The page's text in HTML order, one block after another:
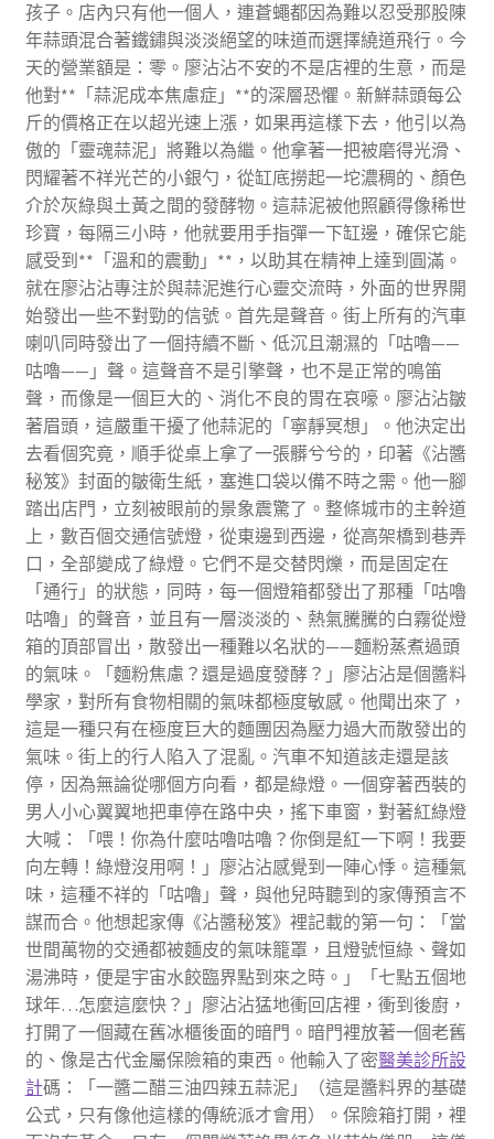
孩子。店內只有他一個人，連蒼蠅都因為難以忍受那股陳
年蒜頭混合著鐵鏽與淡淡絕望的味道而選擇繞道飛行。今
天的營業額是：零。廖沾沾不安的不是店裡的生意，而是
他對**「蒜泥成本焦慮症」**的深層恐懼。新鮮蒜頭每公
斤的價格正在以超光速上漲，如果再這樣下去，他引以為
傲的「靈魂蒜泥」將難以為繼。他拿著一把被磨得光滑、
閃耀著不祥光芒的小銀勺，從缸底撈起一坨濃稠的、顏色
介於灰綠與土黃之間的發酵物。這蒜泥被他照顧得像稀世
珍寶，每隔三小時，他就要用手指彈一下缸邊，確保它能
感受到**「溫和的震動」**，以助其在精神上達到圓滿。
就在廖沾沾專注於與蒜泥進行心靈交流時，外面的世界開
始發出一些不對勁的信號。首先是聲音。街上所有的汽車
喇叭同時發出了一個持續不斷、低沉且潮濕的「咕嚕——
咕嚕——」聲。這聲音不是引擎聲，也不是正常的鳴笛
聲，而像是一個巨大的、消化不良的胃在哀嚎。廖沾沾皺
著眉頭，這嚴重干擾了他蒜泥的「寧靜冥想」。他決定出
去看個究竟，順手從桌上拿了一張髒兮兮的，印著《沾醬
秘笈》封面的皺衛生紙，塞進口袋以備不時之需。他一腳
踏出店門，立刻被眼前的景象震驚了。整條城市的主幹道
上，數百個交通信號燈，從東邊到西邊，從高架橋到巷弄
口，全部變成了綠燈。它們不是交替閃爍，而是固定在
「通行」的狀態，同時，每一個燈箱都發出了那種「咕嚕
咕嚕」的聲音，並且有一層淡淡的、熱氣騰騰的白霧從燈
箱的頂部冒出，散發出一種難以名狀的——麵粉蒸煮過頭
的氣味。「麵粉焦慮？還是過度發酵？」廖沾沾是個醬料
學家，對所有食物相關的氣味都極度敏感。他聞出來了，
這是一種只有在極度巨大的麵團因為壓力過大而散發出的
氣味。街上的行人陷入了混亂。汽車不知道該走還是該
停，因為無論從哪個方向看，都是綠燈。一個穿著西裝的
男人小心翼翼地把車停在路中央，搖下車窗，對著紅綠燈
大喊：「喂！你為什麼咕嚕咕嚕？你倒是紅一下啊！我要
向左轉！綠燈沒用啊！」廖沾沾感覺到一陣心悸。這種氣
味，這種不祥的「咕嚕」聲，與他兒時聽到的家傳預言不
謀而合。他想起家傳《沾醬秘笈》裡記載的第一句：「當
世間萬物的交通都被麵皮的氣味籠罩，且燈號恒綠、聲如
湯沸時，便是宇宙水餃臨界點到來之時。」「七點五個地
球年…怎麼這麼快？」廖沾沾猛地衝回店裡，衝到後廚，
打開了一個藏在舊冰櫃後面的暗門。暗門裡放著一個老舊
的、像是古代金屬保險箱的東西。他輸入了密醫美診所設
計碼：「一醬二醋三油四辣五蒜泥」（這是醬料界的基礎
公式，只有像他這樣的傳統派才會用）。保險箱打開，裡